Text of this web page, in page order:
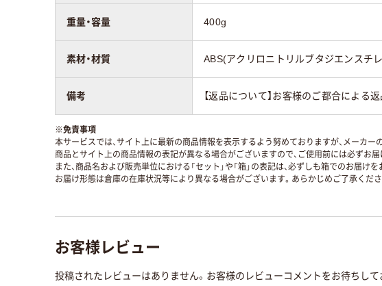
重量・容量 400g
素材・材質 ABS(アクリロニトリルブタジエンスチ
備考 【返品について】お客様のご都合によ
※免責事項
本サービスでは、サイト上に最新の商品情報を表示するよう努めておりますが、メーカー
商品とサイト上の商品情報の表記が異なる場合がございますので、ご使用前には必ずお
また、商品名および販売単位における「セット」や「箱」の表記は、必ずしも箱でのお届け
お届け形態は倉庫の在庫状況等により異なる場合がございます。あらかじめご了承くださ
お客様レビュー
投稿されたレビューはありません。お客様のレビューコメントをお待ちして